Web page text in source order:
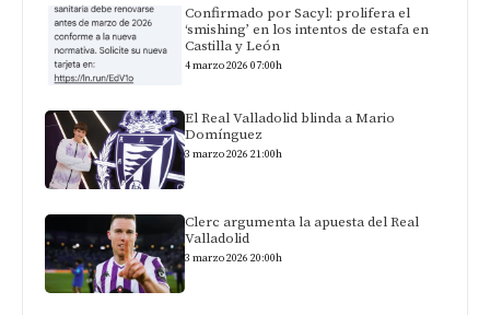
Confirmado por Sacyl: prolifera el
‘smishing’ en los intentos de estafa en
Castilla y León
4 marzo 2026 07:00h
El Real Valladolid blinda a Mario
Domínguez
3 marzo 2026 21:00h
Clerc argumenta la apuesta del Real
Valladolid
3 marzo 2026 20:00h